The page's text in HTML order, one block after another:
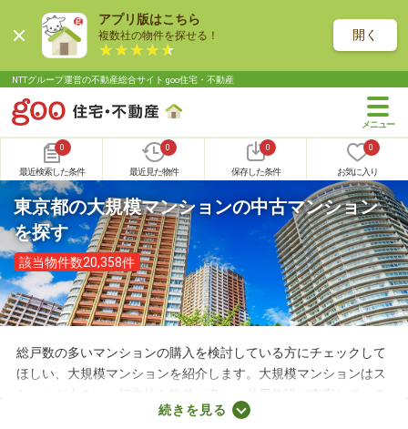
アプリ版はこちら
複数社の物件を探せる！ 開く
NTTグループ運営の不動産総合サイト goo住宅・不動産
0
最近検索した条件
0
最近見た物件
0
保存した条件
0
お気に入り
東京都の大規模マンションの中古マンション
を探す
該当物件数20,358件
総戸数の多いマンションの購入を検討している方にチェックして
ほしい、大規模マンションを紹介します。大規模マンションはス
ケールが大きい・好立地な物件が多い・共用施設が充実している
などのメリットがあります。豊かな生活を実現するポイントが備
続きを見る